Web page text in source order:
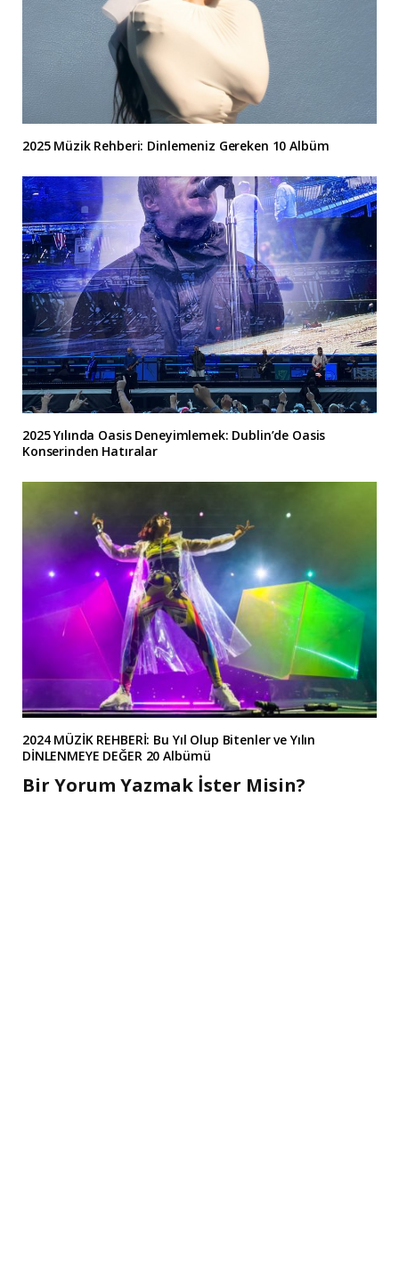
2025 Müzik Rehberi: Dinlemeniz Gereken 10 Albüm
2025 Yılında Oasis Deneyimlemek: Dublin’de Oasis
Konserinden Hatıralar
2024 MÜZİK REHBERİ: Bu Yıl Olup Bitenler ve Yılın
DİNLENMEYE DEĞER 20 Albümü
Bir Yorum Yazmak İster Misin?